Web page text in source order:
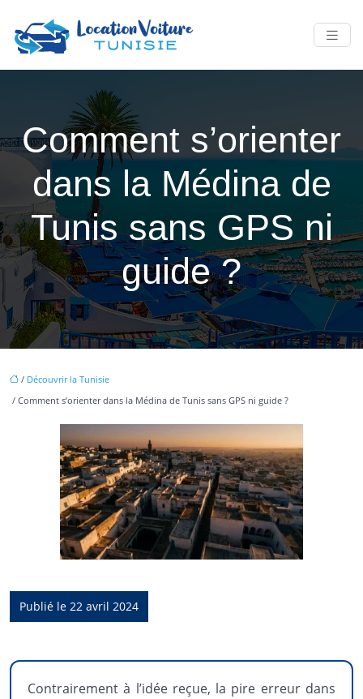
Comment s’orienter
dans la Médina de
Tunis sans GPS ni
guide ?
/ Découvrir la Tunisie
/ Comment s’orienter dans la Médina de Tunis sans GPS ni guide ?
Publié le 22 avril 2024
Contrairement à l’idée reçue, la pire erreur dans